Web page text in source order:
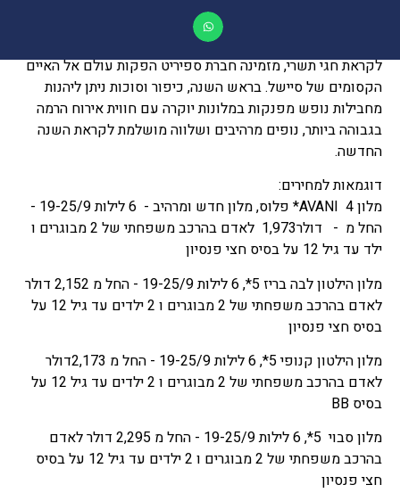
לקראת חגי תשרי, מזמינה חברת ספיריט הפקות עולם אל האיים
הקסומים של סיישל. בראש השנה, כיפור וסוכות ניתן ליהנות
מחבילות נופש מפנקות במלונות יוקרה עם חווית אירוח הרמה
בגבוהה ביותר, נופים מרהיבים ושלווה מושלמת לקראת השנה
החדשה.
דוגמאות למחירים:
מלון AVANI 4* פלוס, מלון חדש ומרהיב - 6 לילות 19-25/9 -
החל מ - דולר1,973 לאדם בהרכב משפחתי של 2 מבוגרים ו
ילד עד גיל 12 על בסיס חצי פנסיון
מלון הילטון לבה בריז 5*, 6 לילות 19-25/9 - החל מ 2,152 דולר
לאדם בהרכב משפחתי של 2 מבוגרים ו 2 ילדים עד גיל 12 על
בסיס חצי פנסיון
מלון הילטון קנופי 5*, 6 לילות 19-25/9 - החל מ 2,173דולר
לאדם בהרכב משפחתי של 2 מבוגרים ו 2 ילדים עד גיל 12 על
בסיס BB
מלון סבוי 5*, 6 לילות 19-25/9 - החל מ 2,295 דולר לאדם
בהרכב משפחתי של 2 מבוגרים ו 2 ילדים עד גיל 12 על בסיס
חצי פנסיון